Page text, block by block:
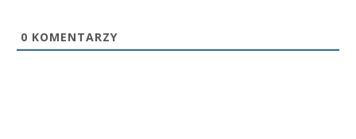
0 KOMENTARZY